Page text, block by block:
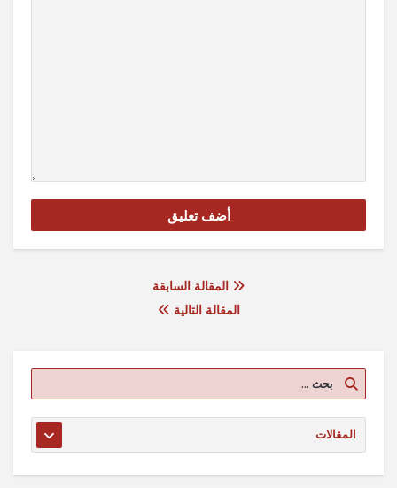
المقالة السابقة
المقالة التالية